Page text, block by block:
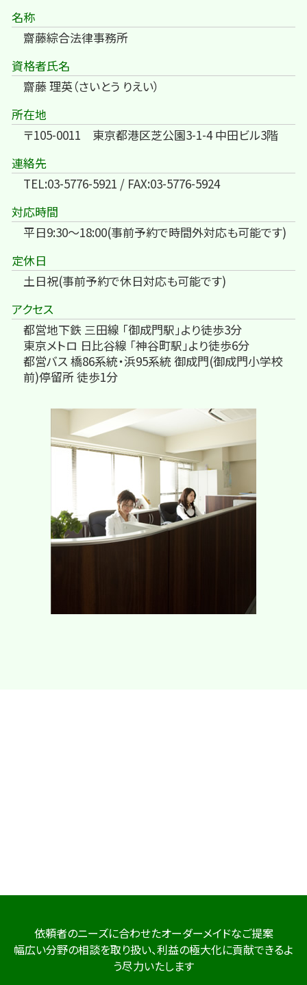
名称
齋藤綜合法律事務所
資格者氏名
齋藤 理英（さいとう りえい）
所在地
〒105-0011 東京都港区芝公園3-1-4 中田ビル3階
連絡先
TEL:03-5776-5921 / FAX:03-5776-5924
対応時間
平日9:30～18:00(事前予約で時間外対応も可能です)
定休日
土日祝(事前予約で休日対応も可能です)
アクセス
都営地下鉄 三田線 「御成門駅」より徒歩3分
東京メトロ 日比谷線 「神谷町駅」より徒歩6分
都営バス 橋86系統・浜95系統 御成門(御成門小学校
前)停留所 徒歩1分
依頼者のニーズに合わせたオーダーメイドなご提案
幅広い分野の相談を取り扱い、利益の極大化に貢献できるよ
う尽力いたします